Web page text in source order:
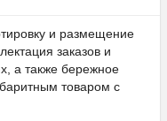
и размещение
заказов и
а также бережное
товаром с